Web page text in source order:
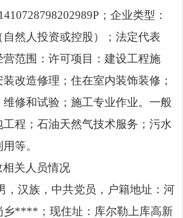
；企业类型：
然人投资或控股）；法定代表
营范围：许可项目：建设工程施
改造修理；住在室内装饰装修；
修和试验；施工专业作业。一般
程；石油天然气技术服务；污水
等。
相关人员情况
，汉族，中共党员，户籍地址：河
乡****；现住址：库尔勒上库高新